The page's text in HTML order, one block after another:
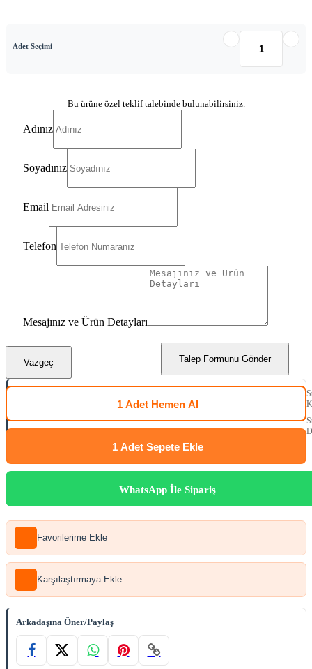
Adet Seçimi
Bu ürüne özel teklif talebinde bulunabilirsiniz.
Adınız
Soyadınız
Email
Telefon
Mesajınız ve Ürün Detayları
Talep Formunu Gönder
Vazgeç
1 Adet Hemen Al
1 Adet Sepete Ekle
WhatsApp İle Sipariş
Favorilerime Ekle
Karşılaştırmaya Ekle
Arkadaşına Öner/Paylaş